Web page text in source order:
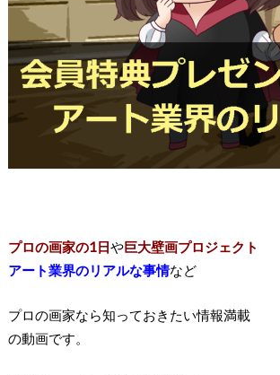
プロの画家の1日や巨大壁画プロジェクト
アート業界のリアルな事情など
プロの画家なら知っておきたい情報満載
の動画です。